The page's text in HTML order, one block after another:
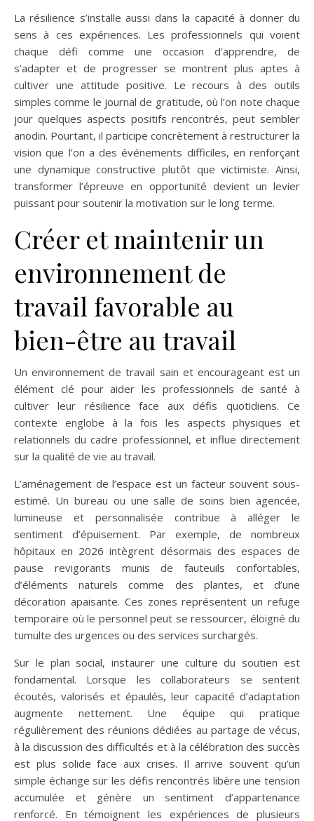
La résilience s’installe aussi dans la capacité à donner du
sens à ces expériences. Les professionnels qui voient
chaque défi comme une occasion d’apprendre, de
s’adapter et de progresser se montrent plus aptes à
cultiver une attitude positive. Le recours à des outils
simples comme le journal de gratitude, où l’on note chaque
jour quelques aspects positifs rencontrés, peut sembler
anodin. Pourtant, il participe concrètement à restructurer la
vision que l’on a des événements difficiles, en renforçant
une dynamique constructive plutôt que victimiste. Ainsi,
transformer l’épreuve en opportunité devient un levier
puissant pour soutenir la motivation sur le long terme.
Créer et maintenir un
environnement de
travail favorable au
bien-être au travail
Un environnement de travail sain et encourageant est un
élément clé pour aider les professionnels de santé à
cultiver leur résilience face aux défis quotidiens. Ce
contexte englobe à la fois les aspects physiques et
relationnels du cadre professionnel, et influe directement
sur la qualité de vie au travail.
L’aménagement de l’espace est un facteur souvent sous-
estimé. Un bureau ou une salle de soins bien agencée,
lumineuse et personnalisée contribue à alléger le
sentiment d’épuisement. Par exemple, de nombreux
hôpitaux en 2026 intègrent désormais des espaces de
pause revigorants munis de fauteuils confortables,
d’éléments naturels comme des plantes, et d’une
décoration apaisante. Ces zones représentent un refuge
temporaire où le personnel peut se ressourcer, éloigné du
tumulte des urgences ou des services surchargés.
Sur le plan social, instaurer une culture du soutien est
fondamental. Lorsque les collaborateurs se sentent
écoutés, valorisés et épaulés, leur capacité d’adaptation
augmente nettement. Une équipe qui pratique
régulièrement des réunions dédiées au partage de vécus,
à la discussion des difficultés et à la célébration des succès
est plus solide face aux crises. Il arrive souvent qu’un
simple échange sur les défis rencontrés libère une tension
accumulée et génère un sentiment d’appartenance
renforcé. En témoignent les expériences de plusieurs